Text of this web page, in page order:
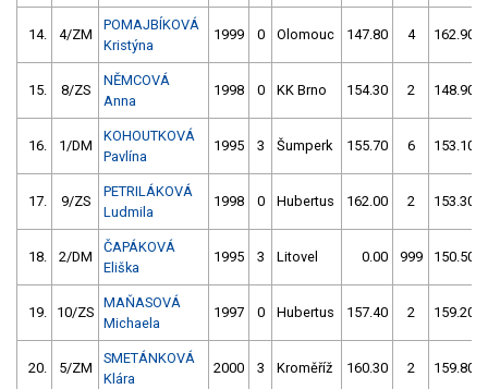
14. 4/ZM
POMAJBÍKOVÁ
Kristýna
1999 0 Olomouc 147.80 4 162.90
15. 8/ZS
NĚMCOVÁ
Anna
1998 0 KK Brno 154.30 2 148.90
16. 1/DM
KOHOUTKOVÁ
Pavlína
1995 3 Šumperk 155.70 6 153.10
17. 9/ZS
PETRILÁKOVÁ
Ludmila
1998 0 Hubertus 162.00 2 153.30
18. 2/DM
ČAPÁKOVÁ
Eliška
1995 3 Litovel 0.00 999 150.50
19. 10/ZS
MAŇASOVÁ
Michaela
1997 0 Hubertus 157.40 2 159.20
20. 5/ZM
SMETÁNKOVÁ
Klára
2000 3 Kroměříž 160.30 2 159.80